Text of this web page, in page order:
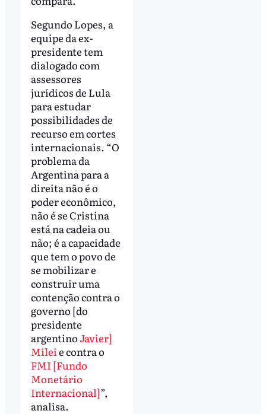
Segundo Lopes, a
equipe da ex-
presidente tem
dialogado com
assessores
jurídicos de Lula
para estudar
possibilidades de
recurso em cortes
internacionais. “O
problema da
Argentina para a
direita não é o
poder econômico,
não é se Cristina
está na cadeia ou
não; é a capacidade
que tem o povo de
se mobilizar e
construir uma
contenção contra o
governo [do
presidente
argentinoJavier]
Milei e contra o
FMI [Fundo
Monetário
Internacional]”,
analisa.